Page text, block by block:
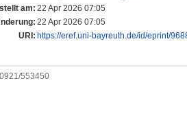
am: 22 Apr 2026 07:05
22 Apr 2026 07:05
URI: https://eref.uni-bayreuth.de/id/eprint/
553450